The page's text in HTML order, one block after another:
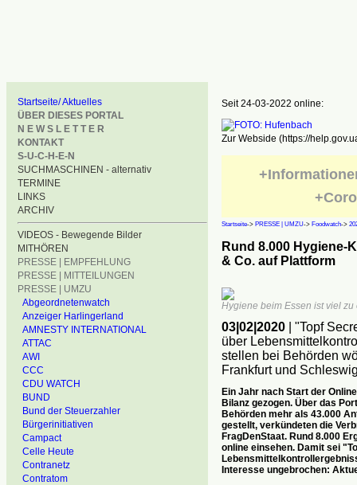
Startseite/ Aktuelles
ÜBER DIESES PORTAL
N E W S L E T T E R
KONTAKT
S-U-C-H-E-N
SUCHMASCHINEN - alternativ
TERMINE
LINKS
ARCHIV
VIDEOS - Bewegende Bilder
MITHÖREN
PRESSE | EMPFEHLUNG
PRESSE | MITTEILUNGEN
PRESSE | UMZU
Abgeordnetenwatch
Anzeiger Harlingerland
AMNESTY INTERNATIONAL
ATTAC
AWI
CCC
CDU WATCH
BUND
Bund der Steuerzahler
Bürgerinitiativen
Campact
Celle Heute
Contranetz
Contratom
Seit 24-03-2022 online:
Zur Webside (https://
Startseite-> PRESSE | UMZU-> Foodwatch->
Rund 8.000 Hygiene-
& Co. auf Plattform
Hygiene beim Essen ist viel zu
03|02|2020
| "Topf
über
stellen bei Behörden
Frankfurt und
Ein Jahr nach Start der
Bilanz gezogen. Über das
Behörden mehr als 43.000
gestellt, verkündeten die
FragDenStaat. Rund 8.000
online einsehen. Damit sei
Interesse ungebrochen: